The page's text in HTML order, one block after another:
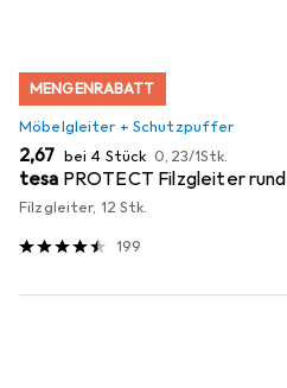
MENGENRABATT
Möbelgleiter + Schutzpuffer
EUR
2,67 bei 4 Stück EUR
0,23/1Stk.
tesa PROTECT Filzgleiter rund
Filzgleiter, 12 Stk.
199